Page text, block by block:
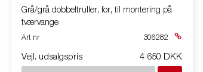
Grå/grå dobbeltruller, for, til montering på
tværvange
Art nr 306282
Vejl. udsalgspris 4 650 DKK